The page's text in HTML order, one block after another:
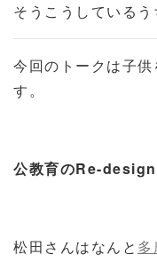
そうこうしているう
今回のトークは子
す。
公教育のRe-
松田さんはなんと